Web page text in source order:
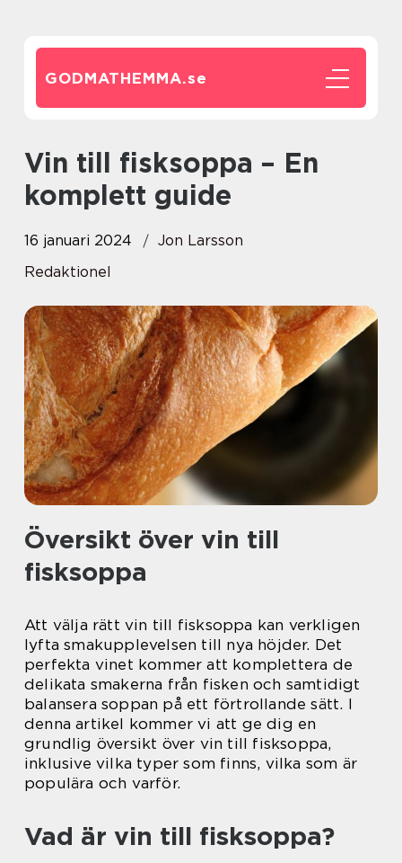
GODMATHEMMA.se
Vin till fisksoppa – En
komplett guide
16 januari 2024
Jon Larsson
Redaktionel
Översikt över vin till
fisksoppa
Att välja rätt vin till fisksoppa kan verkligen
lyfta smakupplevelsen till nya höjder. Det
perfekta vinet kommer att komplettera de
delikata smakerna från fisken och samtidigt
balansera soppan på ett förtrollande sätt. I
denna artikel kommer vi att ge dig en
grundlig översikt över vin till fisksoppa,
inklusive vilka typer som finns, vilka som är
populära och varför.
Vad är vin till fisksoppa?